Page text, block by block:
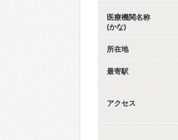
医療機関名称
(かな)
所在地
最寄駅
アクセス